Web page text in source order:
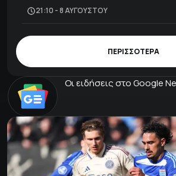
21:10 - 8 ΑΥΓΟΎΣΤΟΥ
ΠΕΡΙΣΣΟΤΕΡΑ
Οι ειδήσεις στο Google